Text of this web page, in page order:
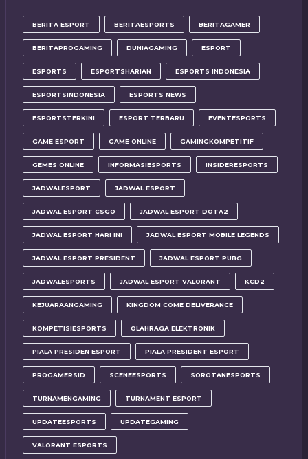
BERITA ESPORT BERITAESPORTS BERITAGAMER
BERITAPROGAMING DUNIAGAMING ESPORT
ESPORTS ESPORTSHARIAN ESPORTS INDONESIA
ESPORTSINDONESIA ESPORTS NEWS
ESPORTSTERKINI ESPORT TERBARU EVENTESPORTS
GAME ESPORT GAME ONLINE GAMINGKOMPETITIF
GEMES ONLINE INFORMASIESPORTS INSIDERESPORTS
JADWALESPORT JADWAL ESPORT
JADWAL ESPORT CSGO JADWAL ESPORT DOTA2
JADWAL ESPORT HARI INI JADWAL ESPORT MOBILE LEGENDS
JADWAL ESPORT PRESIDENT JADWAL ESPORT PUBG
JADWALESPORTS JADWAL ESPORT VALORANT KCD2
KEJUARAANGAMING KINGDOM COME DELIVERANCE
KOMPETISIESPORTS OLAHRAGA ELEKTRONIK
PIALA PRESIDEN ESPORT PIALA PRESIDENT ESPORT
PROGAMERSID SCENEESPORTS SOROTANESPORTS
TURNAMENGAMING TURNAMENT ESPORT
UPDATEESPORTS UPDATEGAMING
VALORANT ESPORTS